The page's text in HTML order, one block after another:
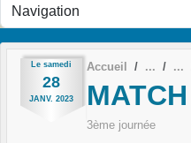
Le samedi
28
JANV. 2023
Accueil
3ème journée